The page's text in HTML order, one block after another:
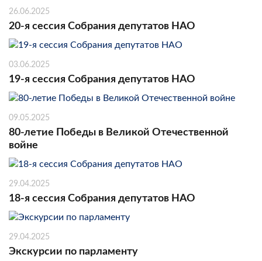
26.06.2025
20-я сессия Собрания депутатов НАО
03.06.2025
19-я сессия Собрания депутатов НАО
09.05.2025
80-летие Победы в Великой Отечественной
войне
29.04.2025
18-я сессия Собрания депутатов НАО
29.04.2025
Экскурсии по парламенту